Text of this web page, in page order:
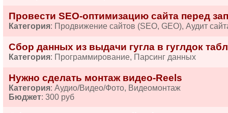
Провести SEO-оптимизацию сайта перед
Категория: Продвижение сайтов (SEO, GEO), Аудит
Сбор данных из выдачи гугла в гуглдок
Категория: Программирование, Парсинг данных
Нужно сделать монтаж видео-Reels
Категория: Аудио/Видео/Фото, Видеомонтаж
Бюджет: 300 руб